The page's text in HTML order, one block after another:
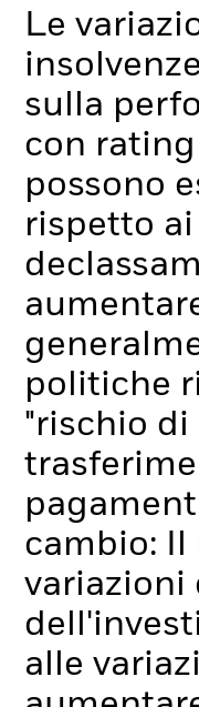
Le
sulla
con
possono
rispetto
politiche
"rischio
cambio: Il
variazioni
alle